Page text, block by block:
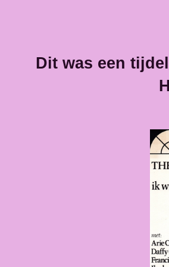
Dit was een